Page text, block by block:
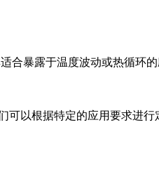
合暴露于温度波动或热循环的
以根据特定的应用要求进